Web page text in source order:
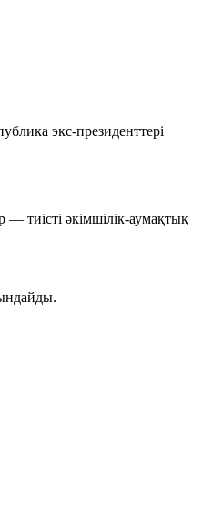
экс-президенттері
— тиісті әкімшілік-аумақтық